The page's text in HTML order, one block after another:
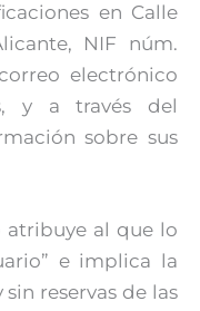
en Calle
NIF núm.
electrónico
y a través del
sobre sus
atribuye al que lo
e implica la
reservas de las